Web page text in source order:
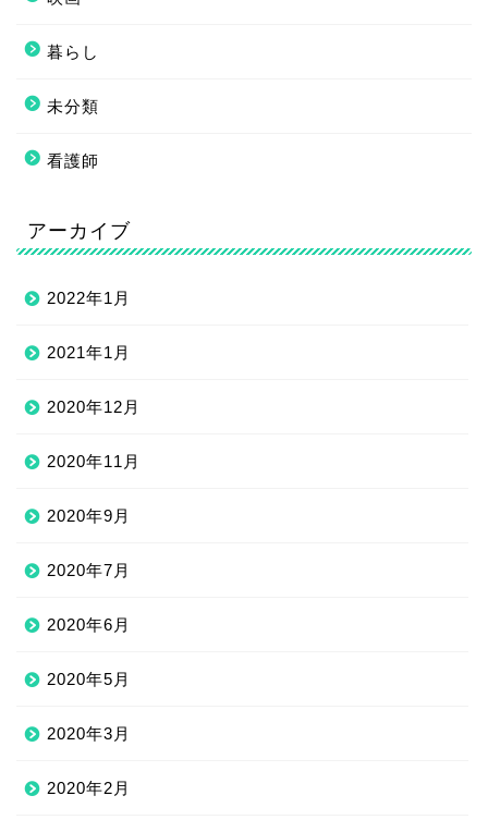
暮らし
未分類
看護師
アーカイブ
2022年1月
2021年1月
2020年12月
2020年11月
2020年9月
2020年7月
2020年6月
2020年5月
2020年3月
2020年2月